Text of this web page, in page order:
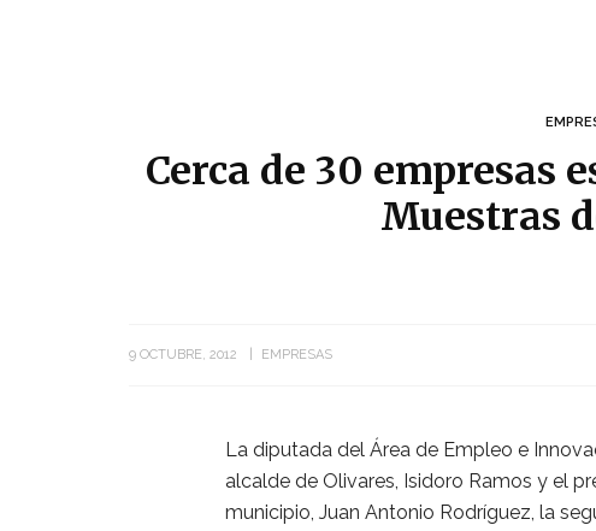
Cerca de 30 empresas
Muestras
9 OCTUBRE, 2012 EMPRESAS
La diputada del Área de Empleo e
alcalde de Olivares, Isidoro Ramos y el
municipio, Juan Antonio Rodríguez, la